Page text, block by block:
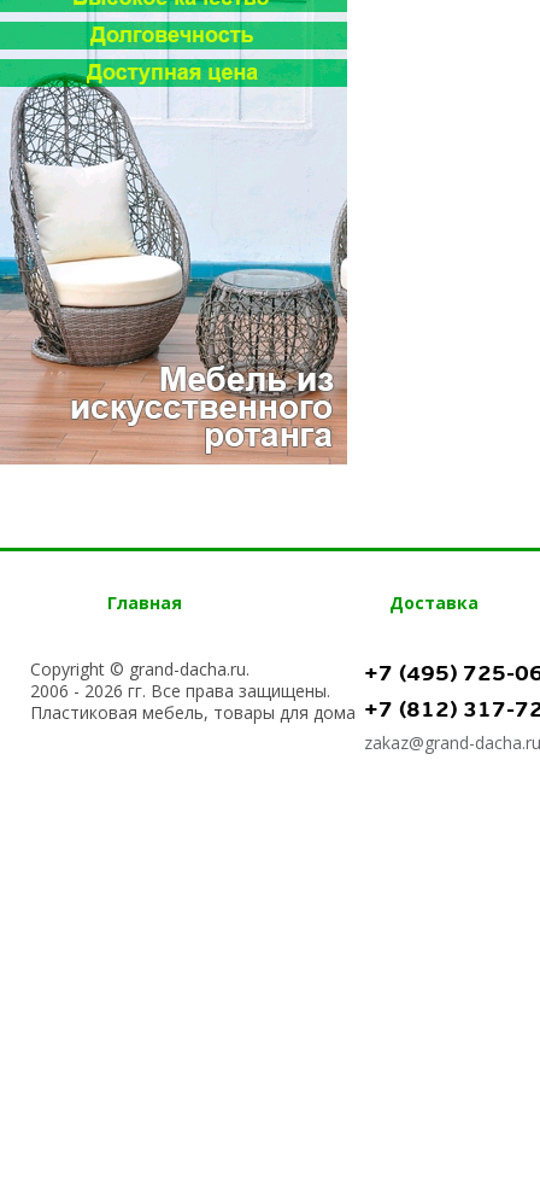
Главная Доставка
Copyright © grand-dacha.ru.
2006 - 2026 гг. Все права защищены.
Пластиковая мебель, товары для дома
+7 (495) 725-
+7 (812) 317-
zakaz@grand-dacha.ru